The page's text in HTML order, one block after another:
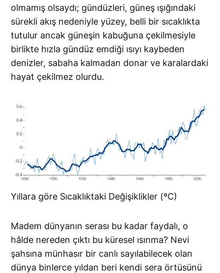
olmamış olsaydı; gündüzleri, güneş ışığındaki
sürekli akış nedeniyle yüzey, belli bir sıcaklıkta
tutulur ancak güneşin kabuğuna çekilmesiyle
birlikte hızla gündüz emdiği ısıyı kaybeden
denizler, sabaha kalmadan donar ve karalardaki
hayat çekilmez olurdu.
Yıllara göre Sıcaklıktaki Değişiklikler (ºC)
Madem dünyanın serası bu kadar faydalı, o
hâlde nereden çıktı bu küresel ısınma? Nevi
şahsına münhasır bir canlı sayılabilecek olan
dünya binlerce yıldan beri kendi sera örtüsünü